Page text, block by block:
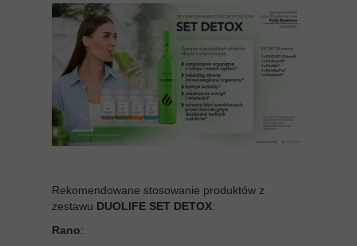
Rekomendowane stosowanie produktów z
zestawu DUOLIFE SET DETOX:
Rano: